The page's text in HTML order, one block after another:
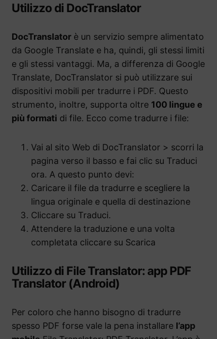
Utilizzo di DocTranslator
DocTranslator è un servizio sempre alimentato
da Google Translate e ha, quindi, gli stessi limiti
e gli stessi vantaggi. Ma, a differenza di Google
Translate, DocTranslator si può utilizzare sui
dispositivi mobili per tradurre i PDF. Questo
strumento, inoltre, supporta oltre 100 lingue e
più formati di file. Ecco come tradurre i file:
Vai al sito Web di DocTranslator > scorri la
pagina verso il basso e fai clic su Traduci
ora. A questo punto devi:
Caricare il file da tradurre e scegliere la
lingua originale e quella di destinazione
Cliccare su Traduci.
Attendere la traduzione e una volta
completata cliccare su Scarica
Utilizzo di File Translator: app PDF
Translator (Android)
Per coloro che hanno bisogno di tradurre
spesso PDF forse vale la pena installare l’app